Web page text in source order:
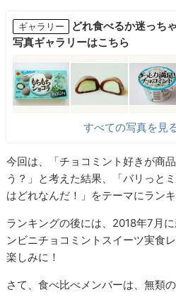
ギャラリー
どれ食べるか迷っち
写真ギャラリーはこちら
すべての写真を見
今回は、「チョコミント好きが商
う？」と考えた結果、「バリっと
はどれなんだ！」をテーマにラン
ランキングの後には、2018年7月
ンビニチョコミントスイーツ実食
楽しみに！
さて、食べ比べメンバーは、無類